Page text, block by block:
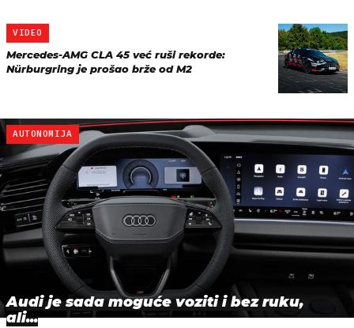
VIDEO
Mercedes-AMG CLA 45 već ruši rekorde:
Nürburgring je prošao brže od M2
AUTONOMIJA
Audi je sada moguće voziti i bez ruku,
ali...